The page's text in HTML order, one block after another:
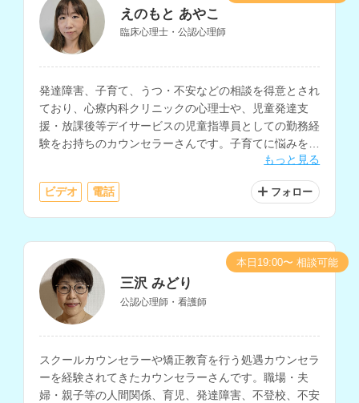
えのもと あやこ
臨床心理士・公認心理師
発達障害、子育て、うつ・不安などの相談を得意とされ
ており、心療内科クリニックの心理士や、児童発達支
援・放課後等デイサービスの児童指導員としての勤務経
験をお持ちのカウンセラーさんです。子育てに悩みを抱
える方への子育てコーチングも得意とされています。
もっと見る
ビデオ 電話 フォロー
三沢 みどり
公認心理師・看護師
スクールカウンセラーや矯正教育を行う処遇カウンセラ
ーを経験されてきたカウンセラーさんです。職場・夫
婦・親子等の人間関係、育児、発達障害、不登校、不安
本日19:00〜 相談可能